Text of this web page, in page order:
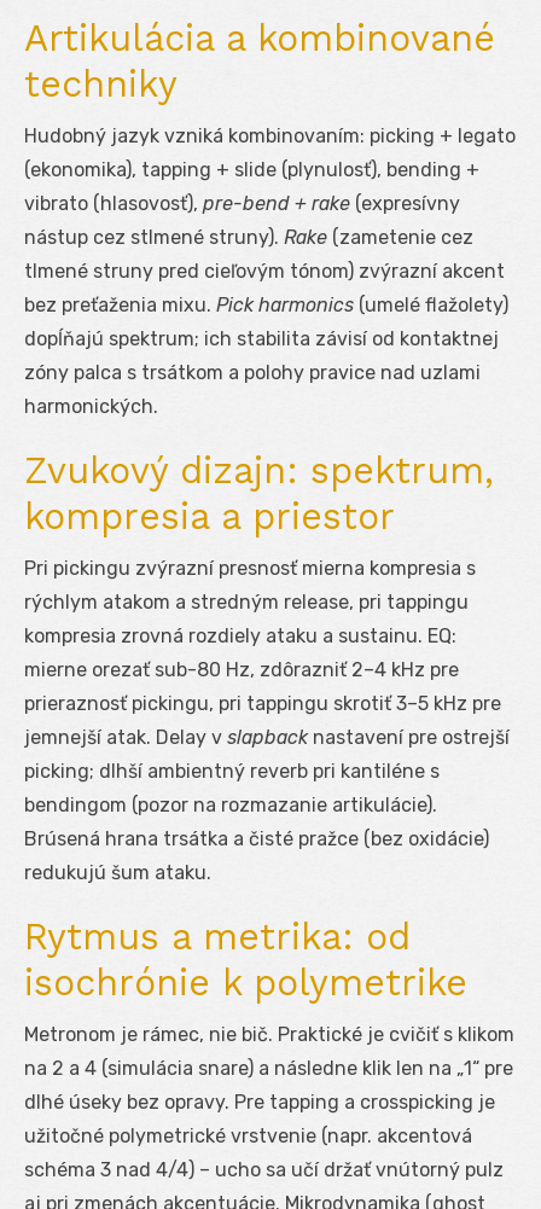
Artikulácia a kombinované
techniky
Hudobný jazyk vzniká kombinovaním: picking + legato
(ekonomika), tapping + slide (plynulosť), bending +
vibrato (hlasovosť), pre-bend + rake (expresívny
nástup cez stlmené struny). Rake (zametenie cez
tlmené struny pred cieľovým tónom) zvýrazní akcent
bez preťaženia mixu. Pick harmonics (umelé flažolety)
dopĺňajú spektrum; ich stabilita závisí od kontaktnej
zóny palca s trsátkom a polohy pravice nad uzlami
harmonických.
Zvukový dizajn: spektrum,
kompresia a priestor
Pri pickingu zvýrazní presnosť mierna kompresia s
rýchlym atakom a stredným release, pri tappingu
kompresia zrovná rozdiely ataku a sustainu. EQ:
mierne orezať sub-80 Hz, zdôrazniť 2–4 kHz pre
prieraznosť pickingu, pri tappingu skrotiť 3–5 kHz pre
jemnejší atak. Delay v slapbacknastavení pre ostrejší
picking; dlhší ambientný reverb pri kantiléne s
bendingom (pozor na rozmazanie artikulácie).
Brúsená hrana trsátka a čisté pražce (bez oxidácie)
redukujú šum ataku.
Rytmus a metrika: od
isochrónie k polymetrike
Metronom je rámec, nie bič. Praktické je cvičiť s klikom
na 2 a 4 (simulácia snare) a následne klik len na „1“ pre
dlhé úseky bez opravy. Pre tapping a crosspicking je
užitočné polymetrické vrstvenie (napr. akcentová
schéma 3 nad 4/4) – ucho sa učí držať vnútorný pulz
aj pri zmenách akcentuácie. Mikrodynamika (ghost